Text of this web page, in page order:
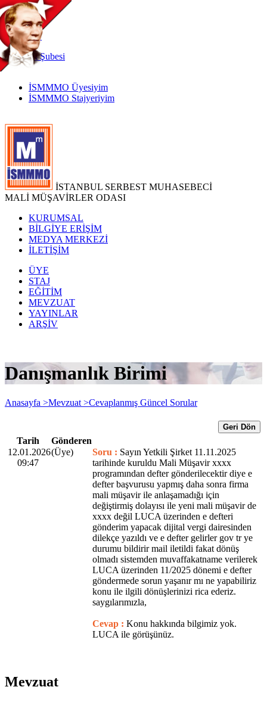
TR
|
EN
İnternetŞubesi
İSMMMO Üyesiyim
İSMMMO Stajyeriyim
İSTANBUL SERBEST MUHASEBECİ
MALİ MÜŞAVİRLER ODASI
KURUMSAL
BİLGİYE ERİŞİM
MEDYA MERKEZİ
İLETİŞİM
ÜYE
STAJ
EĞİTİM
MEVZUAT
YAYINLAR
ARŞİV
Danışmanlık Birimi
Anasayfa >Mevzuat >Cevaplanmış Güncel Sorular
Geri Dön
Tarih
Gönderen
12.01.2026
09:47
(Üye) Soru : Sayın Yetkili Şirket 11.11.2025
tarihinde kuruldu Mali Müşavir xxxx
programından defter gönderilecektir diye e
defter başvurusu yapmış daha sonra firma
mali müşavir ile anlaşamadığı için
değiştirmiş dolayısı ile yeni mali müşavir de
xxxx değil LUCA üzerinden e defteri
gönderim yapacak dijital vergi dairesinden
dilekçe yazıldı ve e defter gelirler gov tr ye
durumu bildirir mail iletildi fakat dönüş
olmadı sistemden muvaffakatname verilerek
LUCA üzerinden 11/2025 dönemi e defter
göndermede sorun yaşanır mı ne yapabiliriz
konu ile ilgili dönüşlerinizi rica ederiz.
saygılarımızla,
Cevap : Konu hakkında bilgimiz yok.
LUCA ile görüşünüz.
Mevzuat